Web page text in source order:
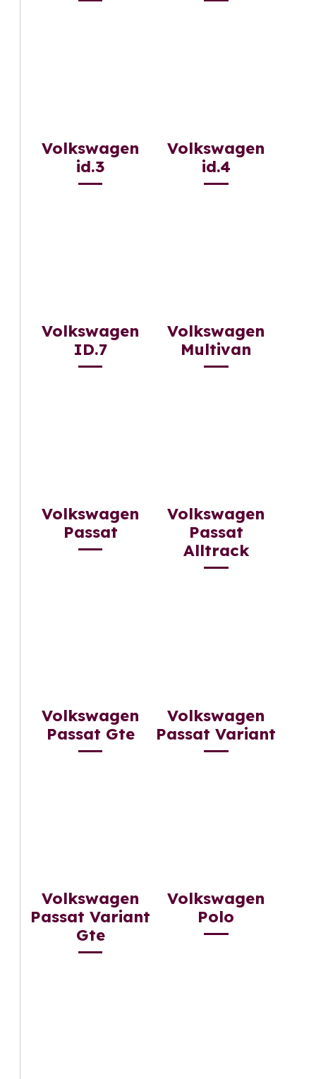
Volkswagen
id.3
Volkswagen
id.4
Volkswagen
ID.7
Volkswagen
Multivan
Volkswagen
Passat
Volkswagen
Passat
Alltrack
Volkswagen
Passat Gte
Volkswagen
Passat Variant
Volkswagen
Passat Variant
Gte
Volkswagen
Polo